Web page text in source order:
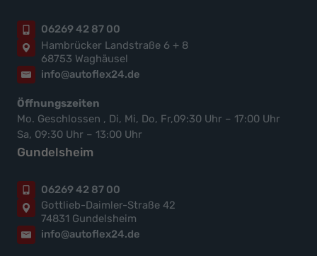
06269 42 87 00
Hambrücker Landstraße 6 + 8
68753 Waghäusel
info@autoflex24.de
Öffnungszeiten
Mo. Geschlossen , Di, Mi, Do, Fr,09:30 Uhr – 17:00 Uhr
Sa, 09:30 Uhr – 13:00 Uhr
Gundelsheim
06269 42 87 00
Gottlieb-Daimler-Straße 42
74831 Gundelsheim
info@autoflex24.de